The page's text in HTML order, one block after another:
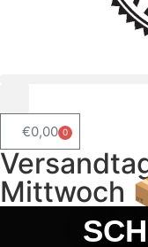
€0,00 0
Mittwoch